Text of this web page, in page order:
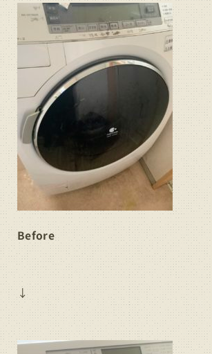
Before
↓